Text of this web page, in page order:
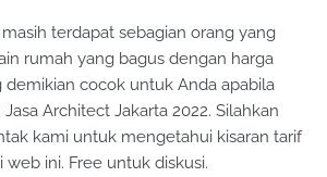
terdapat sebagian orang yang
rumah yang bagus dengan harga
demikian cocok untuk Anda apabila
Architect Jakarta 2022. Silahkan
kami untuk mengetahui kisaran tarif
ini. Free untuk diskusi.